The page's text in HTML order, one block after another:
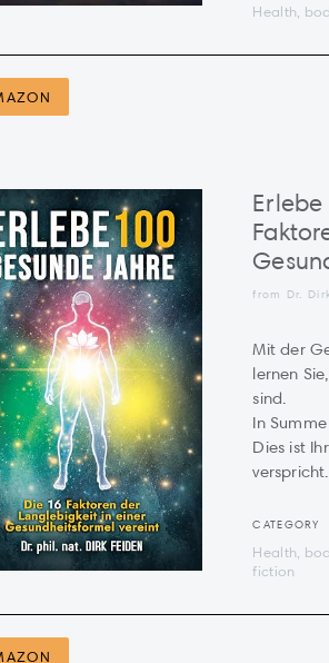
Health,
from Dr.
Mit der
lernen
sind.
In
Dies ist
CATEGORY
Health,
fiction